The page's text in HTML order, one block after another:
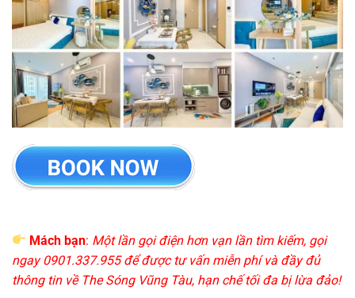
Mách bạn: Một lần gọi điện hơn vạn lần tìm kiếm, gọi
ngay 0901.337.955 để được tư vấn miễn phí và đầy đủ
thông tin về The Sóng Vũng Tàu, hạn chế tối đa bị lừa đảo!